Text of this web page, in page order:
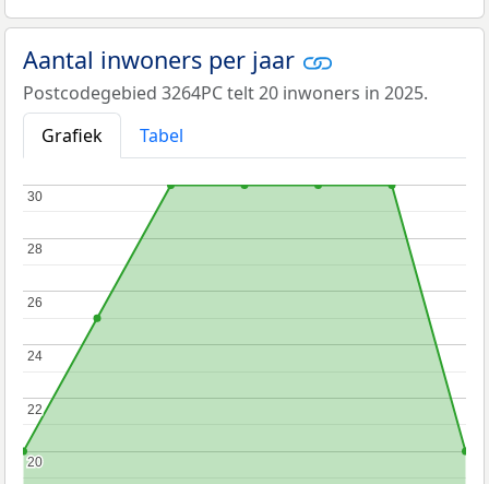
Aantal inwoners per jaar
Postcodegebied 3264PC telt 20 inwoners in 2025.
Grafiek
Tabel
20
20
22
22
24
24
26
26
28
28
30
30